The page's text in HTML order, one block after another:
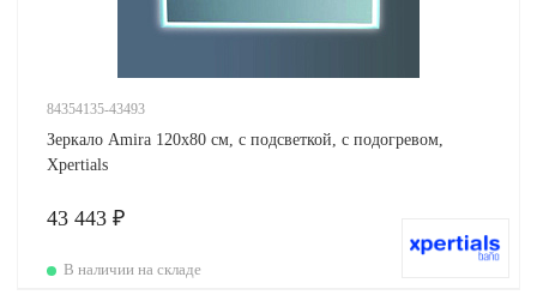
84354135-43493
Зеркало Amira 120х80 см, с подсветкой, с подогревом,
Xpertials
43 443 ₽
В наличии на складе